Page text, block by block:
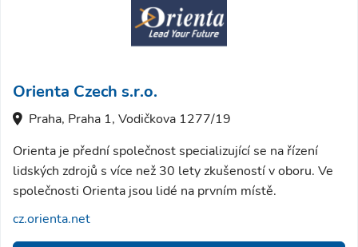
Orienta Czech s.r.o.
Praha, Praha 1, Vodičkova 1277/19
Orienta je přední společnost specializující se na řízení
lidských zdrojů s více než 30 lety zkušeností v oboru. Ve
společnosti Orienta jsou lidé na prvním místě.
cz.orienta.net